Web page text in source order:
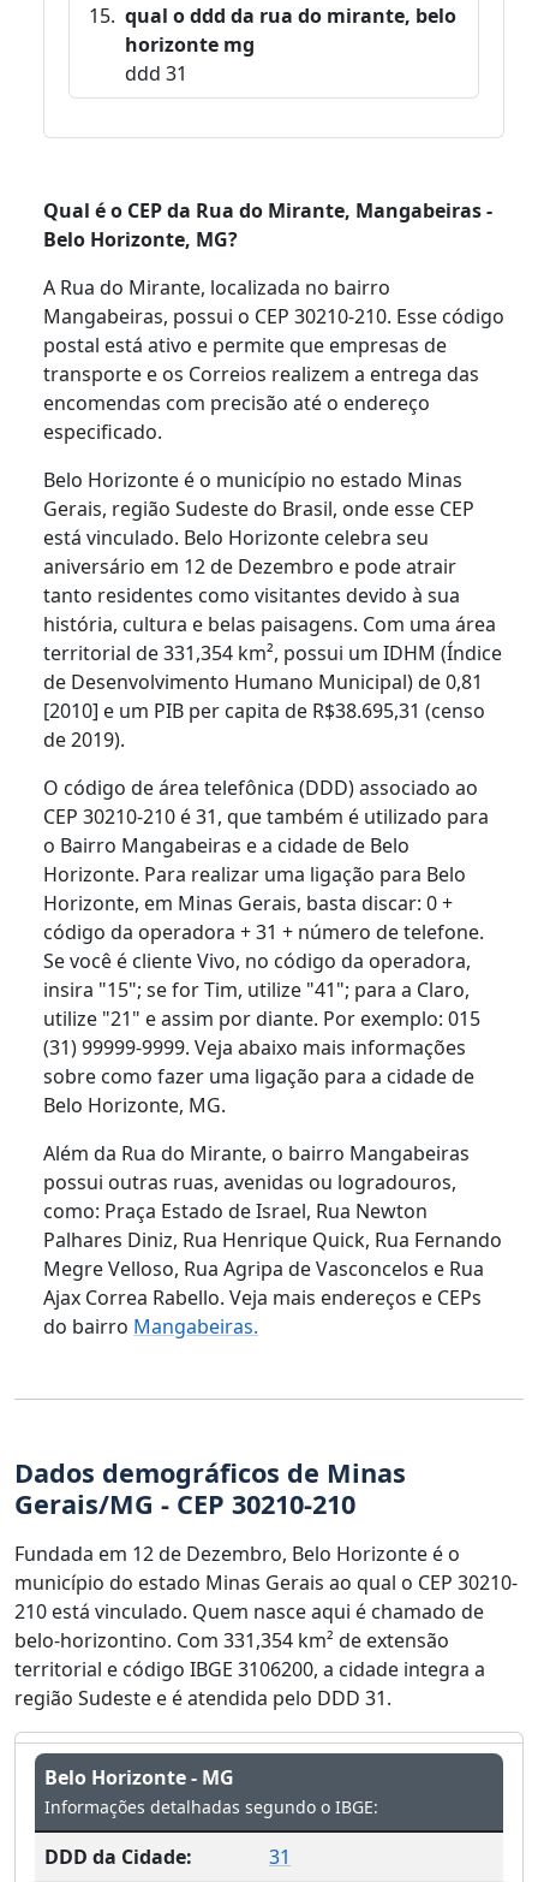
qual o ddd da rua do mirante, belo
horizonte mg
ddd 31
Qual é o CEP da Rua do Mirante, Mangabeiras -
Belo Horizonte, MG?
A Rua do Mirante, localizada no bairro
Mangabeiras, possui o CEP 30210-210. Esse código
postal está ativo e permite que empresas de
transporte e os Correios realizem a entrega das
encomendas com precisão até o endereço
especificado.
Belo Horizonte é o município no estado Minas
Gerais, região Sudeste do Brasil, onde esse CEP
está vinculado. Belo Horizonte celebra seu
aniversário em 12 de Dezembro e pode atrair
tanto residentes como visitantes devido à sua
história, cultura e belas paisagens. Com uma área
territorial de 331,354 km², possui um IDHM (Índice
de Desenvolvimento Humano Municipal) de 0,81
[2010] e um PIB per capita de R$38.695,31 (censo
de 2019).
O código de área telefônica (DDD) associado ao
CEP 30210-210 é 31, que também é utilizado para
o Bairro Mangabeiras e a cidade de Belo
Horizonte. Para realizar uma ligação para Belo
Horizonte, em Minas Gerais, basta discar: 0 +
código da operadora + 31 + número de telefone.
Se você é cliente Vivo, no código da operadora,
insira "15"; se for Tim, utilize "41"; para a Claro,
utilize "21" e assim por diante. Por exemplo: 015
(31) 99999-9999. Veja abaixo mais informações
sobre como fazer uma ligação para a cidade de
Belo Horizonte, MG.
Além da Rua do Mirante, o bairro Mangabeiras
possui outras ruas, avenidas ou logradouros,
como: Praça Estado de Israel, Rua Newton
Palhares Diniz, Rua Henrique Quick, Rua Fernando
Megre Velloso, Rua Agripa de Vasconcelos e Rua
Ajax Correa Rabello. Veja mais endereços e CEPs
do bairro Mangabeiras.
Dados demográficos de Minas
Gerais/MG - CEP 30210-210
Fundada em 12 de Dezembro, Belo Horizonte é o
município do estado Minas Gerais ao qual o CEP 30210-
210 está vinculado. Quem nasce aqui é chamado de
belo-horizontino. Com 331,354 km² de extensão
territorial e código IBGE 3106200, a cidade integra a
região Sudeste e é atendida pelo DDD 31.
Belo Horizonte - MG
Informações detalhadas segundo o IBGE:
DDD da Cidade:
31